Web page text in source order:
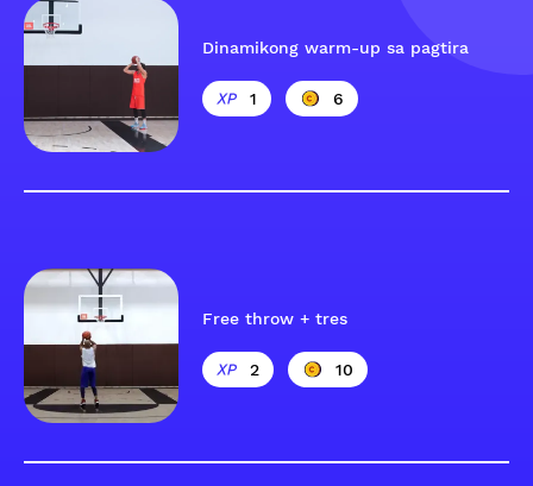
Dinamikong warm-up sa pagtira
1 6
Free throw + tres
2 10